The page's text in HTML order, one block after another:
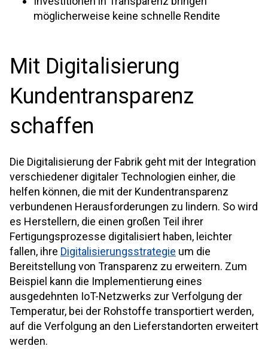
möglicherweise keine schnelle Rendite
Mit Digitalisierung
Kundentransparenz
schaffen
Die Digitalisierung der Fabrik geht mit der Integration
verschiedener digitaler Technologien einher, die
helfen können, die mit der Kundentransparenz
verbundenen Herausforderungen zu lindern. So wird
es Herstellern, die einen großen Teil ihrer
Fertigungsprozesse digitalisiert haben, leichter
fallen, ihre Digitalisierungsstrategie um die
Bereitstellung von Transparenz zu erweitern. Zum
Beispiel kann die Implementierung eines
ausgedehnten IoT-Netzwerks zur Verfolgung der
Temperatur, bei der Rohstoffe transportiert werden,
auf die Verfolgung an den Lieferstandorten erweitert
werden.